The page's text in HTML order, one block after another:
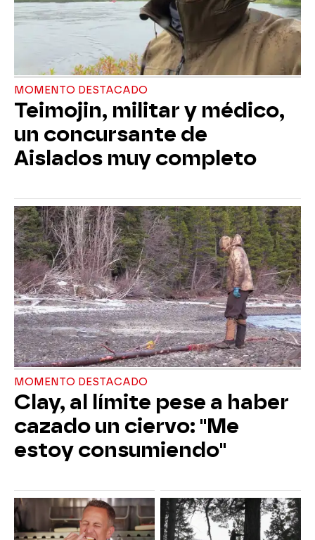
MOMENTO DESTACADO
Teimojin, militar y médico,
un concursante de
Aislados muy completo
MOMENTO DESTACADO
Clay, al límite pese a haber
cazado un ciervo: "Me
estoy consumiendo"